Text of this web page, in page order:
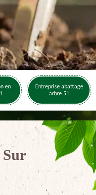
en
Entreprise abattage
arbre 51